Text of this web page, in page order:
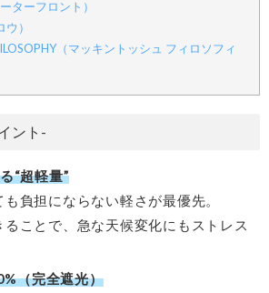
ターフロント）
）
（マッキントッシュ フィロソフィ
ント-
“超軽量”
負担にならない軽さが最優先。
ることで、急な天候変化にもストレス
（完全遮光）